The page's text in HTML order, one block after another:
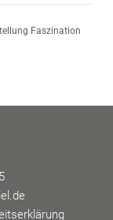
Faszination